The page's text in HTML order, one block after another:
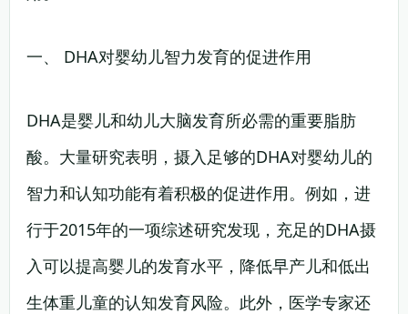
一、 DHA对婴幼儿智力发育的促进作用
DHA是婴儿和幼儿大脑发育所必需的重要脂肪
酸。大量研究表明，摄入足够的DHA对婴幼儿的
智力和认知功能有着积极的促进作用。例如，进
行于2015年的一项综述研究发现，充足的DHA摄
入可以提高婴儿的发育水平，降低早产儿和低出
生体重儿童的认知发育风险。此外，医学专家还